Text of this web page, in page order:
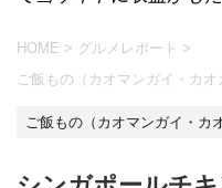
HOME > グルメレポート >
ご飯もの（カオマンガイ・カオ
ご飯もの（カオマンガイ・カ